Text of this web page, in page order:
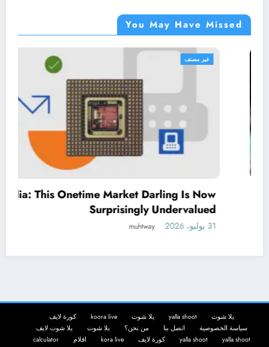
You May Have Missed
Hillary Clinton appears mesmerized
WNBA team’s dancing elephant
muhtway
يلا شوت yalla shoot يلا شوت koora live
كورة لايف
سياسة الخصوصية
اتصل بنا من نحن؟ يلا شوت
يلا شوت لايف
yalla shoot
yalla shoot كورة لايف kora live افلام calculator